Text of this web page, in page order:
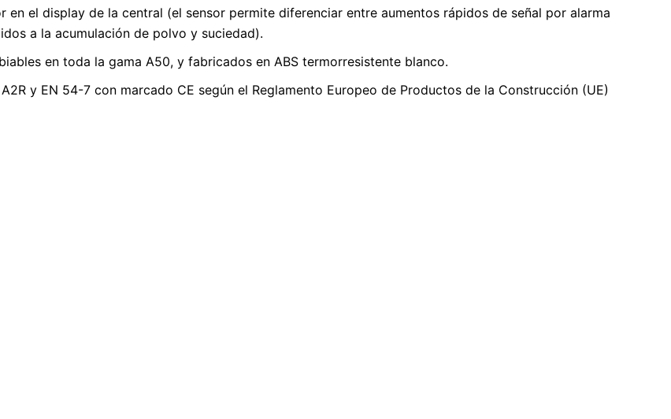
en el display de la central (el sensor permite diferenciar entre aumentos rápidos de señal por alarma
a la acumulación de polvo y suciedad).
en toda la gama A50, y fabricados en ABS termorresistente blanco.
y EN 54-7 con marcado CE según el Reglamento Europeo de Productos de la Construcción (UE)